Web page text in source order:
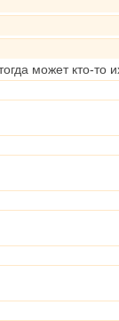
может кто-то